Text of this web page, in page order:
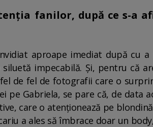
fanilor, după ce s-a
aproape imediat după cu
impecabilă. Și, pentru că
de fel de fotografii care o
pe Gabriela, se pare că, de data
care o atenționează pe
a ales să îmbrace doar un